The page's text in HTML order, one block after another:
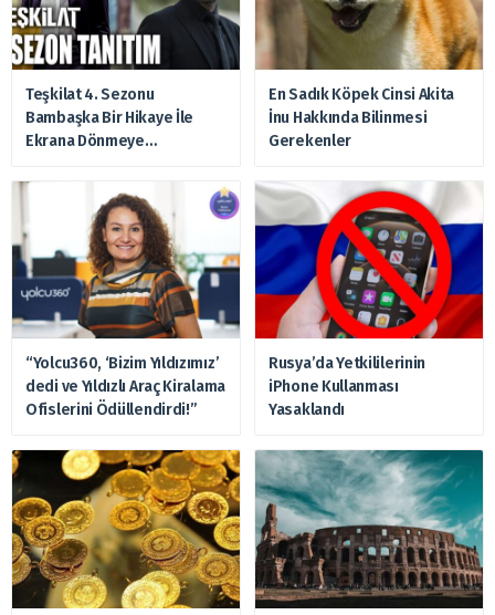
Teşkilat 4. Sezonu
Bambaşka Bir Hikaye İle
Ekrana Dönmeye
En Sadık Köpek Cinsi Akita
İnu Hakkında Bilinmesi
Gerekenler
“Yolcu360, ‘Bizim Yıldızımız’
dedi ve Yıldızlı Araç Kiralama
Ofislerini Ödüllendirdi!”
Rusya’da Yetkililerinin
iPhone Kullanması
Yasaklandı